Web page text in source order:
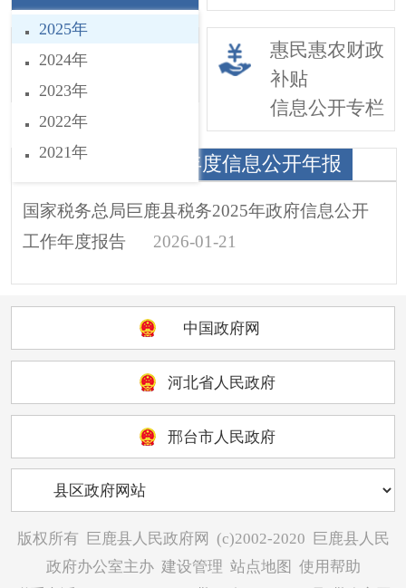
2025年
2024年
2023年
2022年
2021年
基层政务公开
事项目录
惠民惠农财政
补贴
信息公开专栏
巨鹿县税务局2025年度信息公开年报
国家税务总局巨鹿县税务2025年政府信息公开
工作年度报告
2026-01-21
中国政府网
河北省人民政府
邢台市人民政府
版权所有 巨鹿县人民政府网 (c)2002-2020
巨鹿县人民
政府办公室主办 建设管理 站点地图
使用帮助